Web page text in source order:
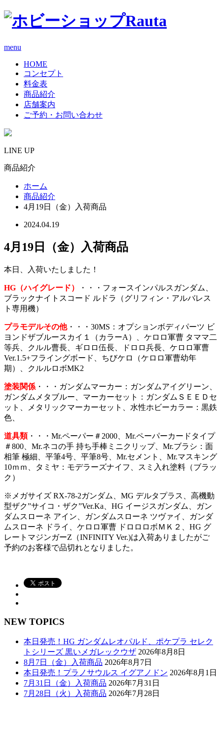
menu
HOME
コンセプト
料金表
商品紹介
店舗案内
ご予約・お問い合わせ
LINE UP
商品紹介
ホーム
商品紹介
4月19日（金）入荷商品
2024.04.19
4月19日（金）入荷商品
本日、入荷いたしました！
HG（ハイグレード）
・・・フォースインパルスガンダム、
ブラックナイトスコード ルドラ（グリフィン・アルバレス
ト専用機）
プラモデルその他・・・30MS：オプションボディパーツ ビ
ヨンドザブルースカイ１（カラーA）、ケロロ軍曹 タママ二
等兵、クルル曹長、ギロロ伍長、ドロロ兵長、ケロロ軍曹
Ver.1.5+フライングボード、ちびケロ（ケロロ軍曹幼年
期）、クルルロボMK2
塗装関係 ・・・ガンダムマーカー：ガンダムアイグリーン、
ガンダムメタブルー、マーカーセット：ガンダムＳＥＥＤセ
ット、メタリックマーカーセット、水性ホビーカラー：黒鉄
色、
道具類・・・Mr.ペーパー＃2000、Mr.ペーパーカードタイプ
＃800、Mr.ネコの手 持ち手棒ミニクリップ、Mr.ブラシ：面
相筆 極細、平筆4号、平筆8号、Mr.セメント、Mr.マスキング
10ｍｍ、タミヤ：モデラーズナイフ、スミ入れ塗料（ブラッ
ク）
※メガサイズ RX-78-2ガンダム、MG デルタプラス、高機動
型ザク”サイコ・ザク”Ver.Ka、HG イージスガンダム、ガン
ダムスローネ アイン、ガンダムスローネ ツヴァイ、ガンダ
ムスローネ ドライ、ケロロ軍曹 ドロロロボＭＫ２、HG グ
レートマジンガーZ（INFINITY Ver.)は入荷ありましたがご
予約のお客様で品切れとなりました。
NEW TOPICS
本日発売！HG ガンダムレオパルド、ポケプラ セレク
トシリーズ 黒いメガレックウザ 2026年8月8日
8月7日（金）入荷商品 2026年8月7日
本日発売！プラノサウルス イグアノドン 2026年8月1日
7月31日（金）入荷商品 2026年7月31日
7月28日（火）入荷商品 2026年7月28日